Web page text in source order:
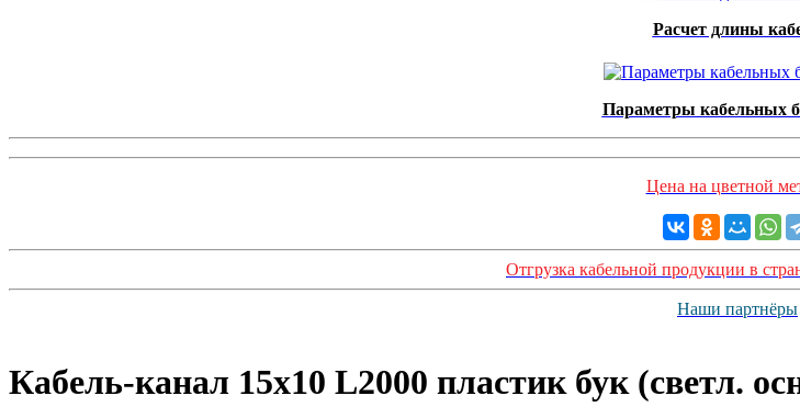
Расчет длины
Параметры кабельных
Цена на цветной
Отгрузка кабельной продукции в
Наши партнёры
Кабель-канал 15х10 L2000 пластик бук (светл.